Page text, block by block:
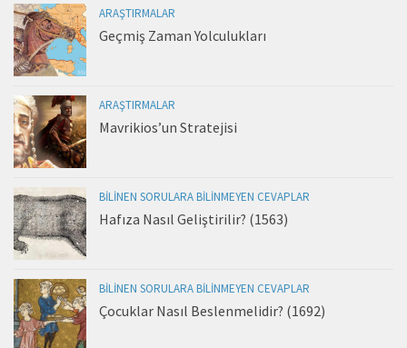
ARAŞTIRMALAR
Geçmiş Zaman Yolculukları
ARAŞTIRMALAR
Mavrikios’un Stratejisi
BILINEN SORULARA BILINMEYEN CEVAPLAR
Hafıza Nasıl Geliştirilir? (1563)
BILINEN SORULARA BILINMEYEN CEVAPLAR
Çocuklar Nasıl Beslenmelidir? (1692)